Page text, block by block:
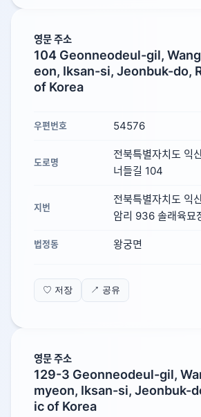
영문 주소
104 Geonneodeul-gil,
eon, Iksan-si, Jeonbuk-do,
of Korea
우편번호 54576
도로명
전북특별자치도 익
너들길 104
지번
전북특별자치도 익
암리 936 솔래육묘
법정동 왕궁면
♡ 저장 ↗ 공유
영문 주소
129-3 Geonneodeul-gil,
myeon, Iksan-si, Jeonbuk-
ic of Korea